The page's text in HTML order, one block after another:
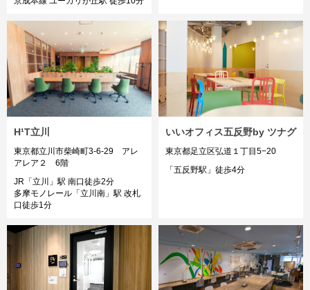
H¹T立川
東京都立川市柴崎町3-6-29 アレ
アレア２ 6階
JR「立川」駅 南口徒歩2分
多摩モノレール「立川南」駅 改札
口徒歩1分
いいオフィス五反野by ツナグ
東京都足立区弘道１丁目5−20
「五反野駅」徒歩4分